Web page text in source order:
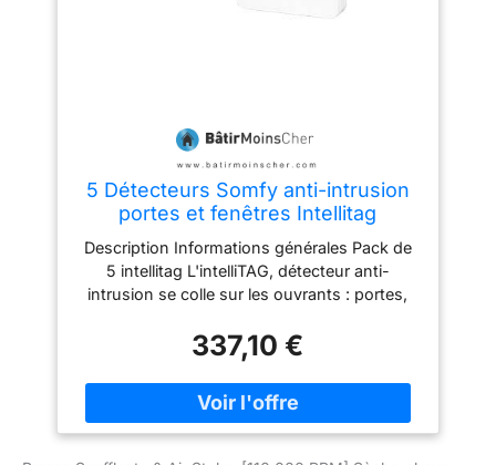
5 Détecteurs Somfy anti-intrusion
portes et fenêtres Intellitag
Description Informations générales Pack de
5 intellitag L'intelliTAG, détecteur anti-
intrusion se colle sur les ouvrants : portes,
différencie les vibrations notmales (vent,
ballon, visiteur qui frappe à la porte...) des
vibrations typiques d'une effraction (pied de
biche, masse...). En cas de tentative de
forçage, il déclenche l'alarme et prévient les
utilisateurs sur leur smartphone AVANT que
337,10 €